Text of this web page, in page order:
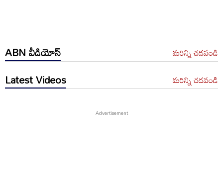
ABN వీడియోస్ మరిన్ని చదవండి
Latest Videos మరిన్ని చదవండి